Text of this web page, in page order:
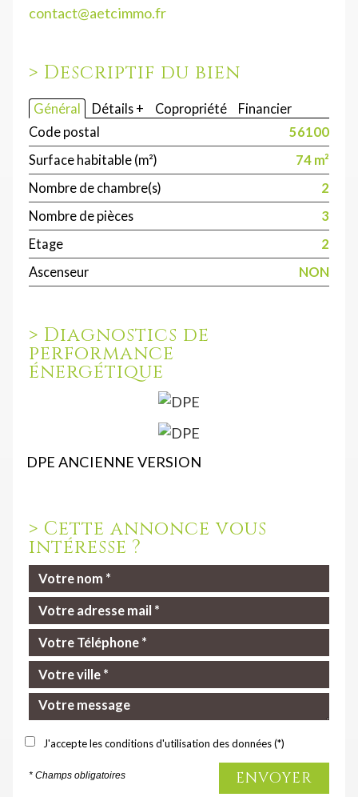
contact@aetcimmo.fr
> Descriptif du bien
Général Détails + Copropriété
Financier
Code postal
56100
Surface habitable (m²)
74 m²
Nombre de chambre(s)
2
Nombre de pièces
3
Etage
2
Ascenseur
NON
> Diagnostics de
performance
énergétique
DPE ANCIENNE VERSION
> Cette annonce vous
intéresse ?
J'accepte les conditions d'utilisation des données (*)
* Champs obligatoires ENVOYER